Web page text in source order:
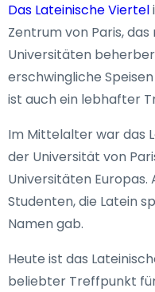
Das Lateinische Viertel
Zentrum von Paris,
Universitäten
erschwingliche
ist auch ein lebhafter
Im Mittelalter war das
der Universität von
Universitäten Europas.
Studenten, die Latein
Namen gab.
Heute ist das
beliebter Treffpunkt